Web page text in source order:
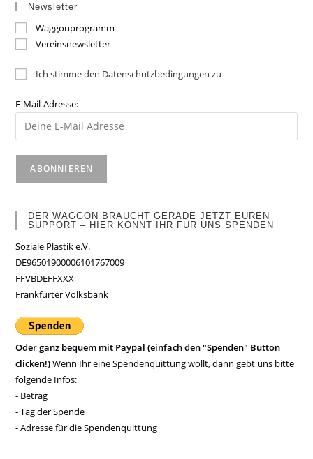
Newsletter
Waggonprogramm
Vereinsnewsletter
Ich stimme den Datenschutzbedingungen zu
E-Mail-Adresse:
DER WAGGON BRAUCHT GERADE JETZT EUREN
SUPPORT – HIER KÖNNT IHR FÜR UNS SPENDEN
Soziale Plastik e.V.
DE96501900006101767009
FFVBDEFFXXX
Frankfurter Volksbank
Oder ganz bequem mit Paypal (einfach den "Spenden" Button
clicken!)Wenn Ihr eine Spendenquittung wollt, dann gebt uns bitte
folgende Infos:
- Betrag
- Tag der Spende
- Adresse für die Spendenquittung